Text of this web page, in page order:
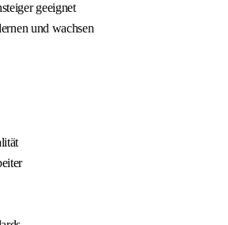
geeignet
und wachsen